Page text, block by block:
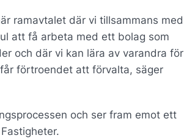
ramavtalet där vi tillsammans med
att få arbeta med ett bolag som
och där vi kan lära av varandra för
förtroendet att förvalta, säger
och ser fram emot ett